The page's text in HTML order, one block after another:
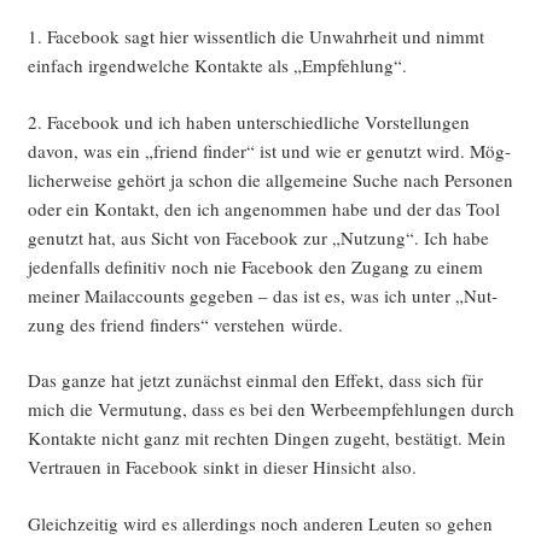
1. Face­book sagt hier wis­sent­lich die Unwahr­heit und nimmt
ein­fach irgend­wel­che Kon­tak­te als „Emp­feh­lung“.
2. Face­book und ich haben unter­schied­li­che Vor­stel­lun­gen
davon, was ein „fri­end fin­der“ ist und wie er genutzt wird. Mög­
li­cher­wei­se gehört ja schon die all­ge­mei­ne Suche nach Per­so­nen
oder ein Kon­takt, den ich ange­nom­men habe und der das Tool
genutzt hat, aus Sicht von Face­book zur „Nut­zung“. Ich habe
jeden­falls defi­ni­tiv noch nie Face­book den Zugang zu einem
mei­ner Mail­ac­counts gege­ben – das ist es, was ich unter „Nut­
zung des fri­end fin­ders“ ver­ste­hen würde.
Das gan­ze hat jetzt zunächst ein­mal den Effekt, dass sich für
mich die Ver­mu­tung, dass es bei den Wer­be­emp­feh­lun­gen durch
Kon­tak­te nicht ganz mit rech­ten Din­gen zugeht, bestä­tigt. Mein
Ver­trau­en in Face­book sinkt in die­ser Hin­sicht also.
Gleich­zei­tig wird es aller­dings noch ande­ren Leu­ten so gehen